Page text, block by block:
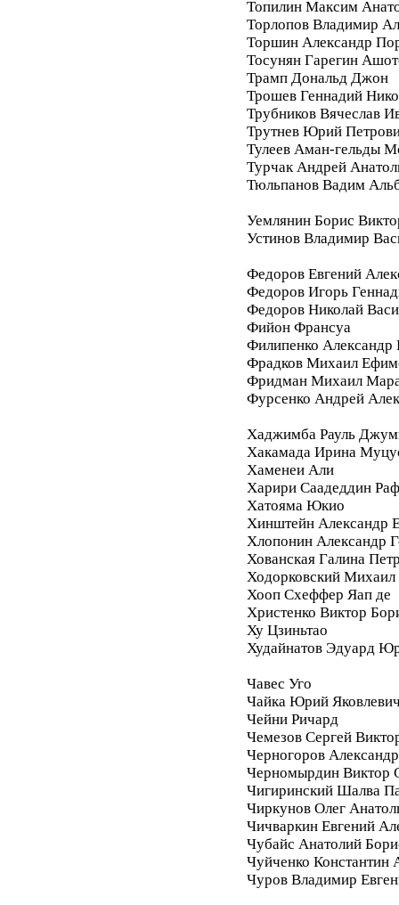
Топилин Максим
Торлопов Владимир
Торшин Александр
Тосунян Гарегин
Трамп Дональд Джон
Трошев Геннадий
Трубников Вячеслав
Трутнев Юрий
Тулеев Аман-гельды
Турчак Андрей
Тюльпанов Вадим
Уемлянин Борис
Устинов Владимир
Федоров Евгений
Федоров Игорь
Федоров Николай
Фийон Франсуа
Филипенко Александр
Фрадков Михаил
Фридман Михаил
Фурсенко Андрей
Хаджимба Рауль
Хакамада Ирина
Хаменеи Али
Харири Саадеддин
Хатояма Юкио
Хинштейн Александр
Хлопонин Александр
Хованская Галина
Ходорковский Михаил
Хооп Схеффер Яап де
Христенко Виктор
Ху Цзиньтао
Худайнатов Эдуард
Чавес Уго
Чайка Юрий
Чейни Ричард
Чемезов Сергей
Черногоров
Черномырдин Виктор
Чигиринский Шалва
Чиркунов Олег
Чичваркин Евгений
Чубайс Анатолий
Чуйченко Константин
Чуров Владимир